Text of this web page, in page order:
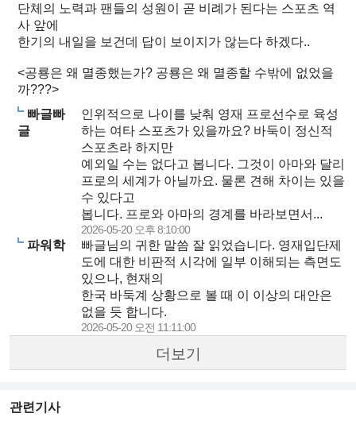
단체의 노력과 팬들의 성원이 곧 비례가 된다는 스포츠 역
사 앞에
한기의 내일을 보건데 답이 보이지가 않는다 하겠다..
<공룡은 왜 멸종했는가? 공룡은 왜 멸종할 수밖에 없었을
까???>
빠글빠
글
인위적으로 나이를 낮춰 영재 프로선수로 육성
하는 여타 스포츠가 있을까요? 바둑이 정신적
스포츠라 하지만
예외일 수는 없다고 봅니다. 그것이 아마와 달리
프로의 세계가 아닐까요. 물론 견해 차이는 있을
수 있다고
봅니다. 프로와 아마의 경계를 바라보면서...
2026-05-20 오후 8:10:00
파워학
빠글님의 귀한 말씀 잘 읽었습니다. 영재입단제
도에 대한 비판적 시각에 일부 이해되는 측면도
있으나, 현재의
한국 바둑계 상황으로 볼 때 이 이상의 대안은
없을 듯 합니다.
2026-05-20 오전 11:11:00
더보기
관련기사